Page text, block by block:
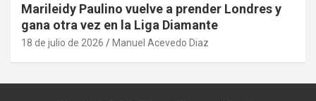
Marileidy Paulino vuelve a prender Londres y
gana otra vez en la Liga Diamante
18 de julio de 2026 Manuel Acevedo Diaz